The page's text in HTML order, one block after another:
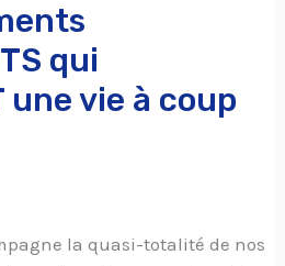
qui
une vie à coup
la quasi-totalité de nos